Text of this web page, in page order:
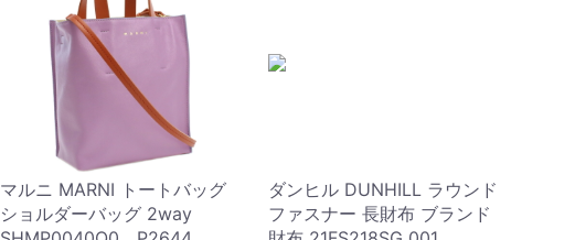
マルニ MARNI トートバッグ
ショルダーバッグ 2way
ダンヒル DUNHILL ラウンド
ファスナー 長財布 ブランド